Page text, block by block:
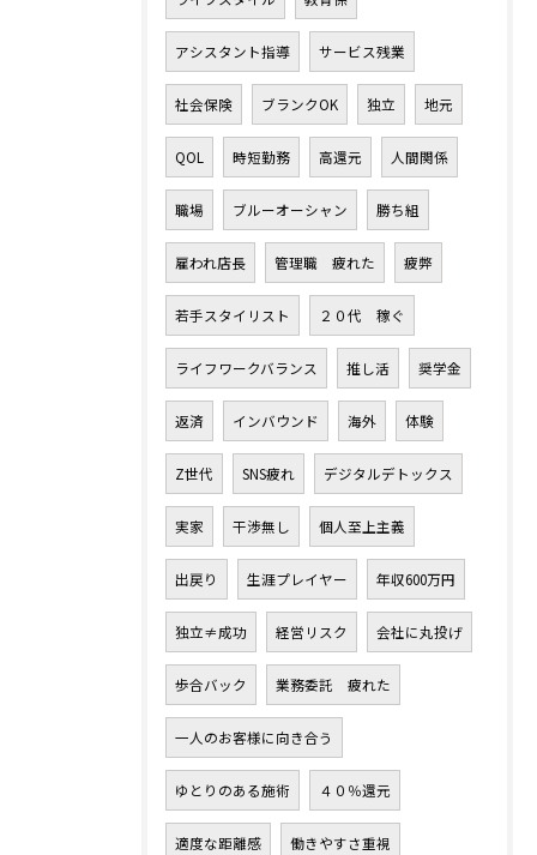
アシスタント指導 サービス残業
社会保険 ブランクOK 独立 地元
QOL 時短勤務 高還元 人間関係
職場 ブルーオーシャン 勝ち組
雇われ店長 管理職 疲れた 疲弊
若手スタイリスト ２０代 稼ぐ
ライフワークバランス 推し活 奨学金
返済 インバウンド 海外 体験
Z世代 SNS疲れ デジタルデトックス
実家 干渉無し 個人至上主義
出戻り 生涯プレイヤー 年収600万円
独立≠成功 経営リスク 会社に丸投げ
歩合バック 業務委託 疲れた
一人のお客様に向き合う
ゆとりのある施術 ４０％還元
適度な距離感 働きやすさ重視